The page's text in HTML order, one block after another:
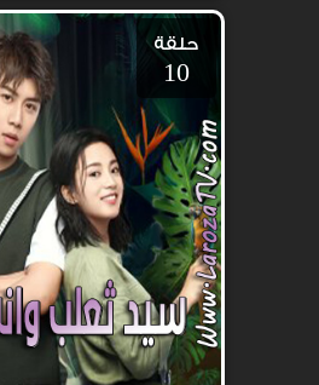
حلقة
10